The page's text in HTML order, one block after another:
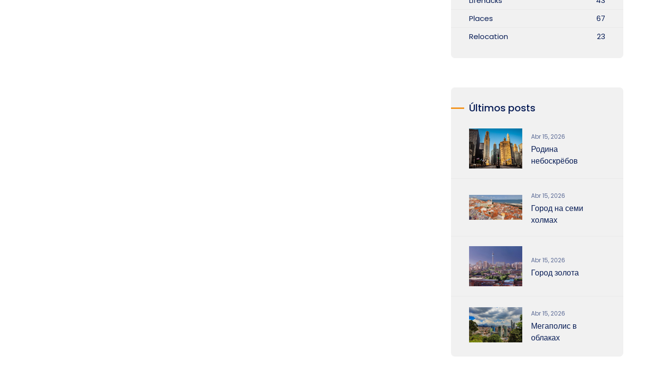
Places
67
Relocation
23
Últimos posts
Abr 15, 2026
Родина
небоскрёбов
Abr 15, 2026
Город на семи
холмах
Abr 15, 2026
Город золота
Abr 15, 2026
Мегаполис в
облаках